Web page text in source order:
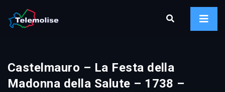
Castelmauro – La Festa della
Madonna della Salute – 1738 –